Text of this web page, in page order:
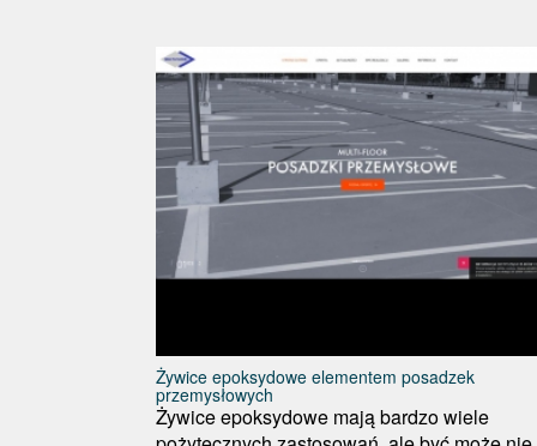
Żywice epoksydowe elementem posadzek
przemysłowych
Żywice epoksydowe mają bardzo wiele